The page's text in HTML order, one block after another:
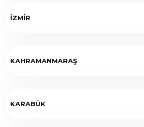
İZMİR
KAHRAMANMARAŞ
KARABÜK